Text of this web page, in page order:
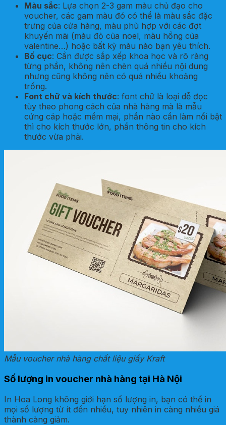
Màu sắc: Lựa chọn 2-3 gam màu chủ đạo cho
voucher, các gam màu đó có thể là màu sắc đặc
trưng của cửa hàng, màu phù hợp với các đợt
khuyến mãi (màu đỏ của noel, màu hồng của
valentine…) hoặc bất kỳ màu nào bạn yêu thích.
Bố cục: Cần được sắp xếp khoa học và rõ ràng
từng phần, không nên chèn quá nhiều nội dung
nhưng cũng không nên có quá nhiều khoảng
trống.
Font chữ và kích thước: font chữ là loại dễ đọc
tùy theo phong cách của nhà hàng mà là mẫu
cứng cáp hoặc mềm mại, phần nào cần làm nổi bật
thì cho kích thước lớn, phần thông tin cho kích
thước vừa phải.
Mẫu voucher nhà hàng chất liệu giấy Kraft
Số lượng in voucher nhà hàng tại Hà Nội
In Hoa Long không giới hạn số lượng in, bạn có thể in
mọi số lượng từ ít đến nhiều, tuy nhiên in càng nhiều giá
thành càng giảm.